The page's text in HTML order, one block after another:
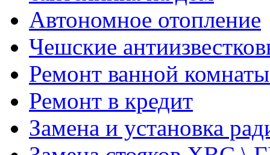
Автономное отопление
Чешские
Ремонт ванной
Ремонт в кредит
Замена и установка